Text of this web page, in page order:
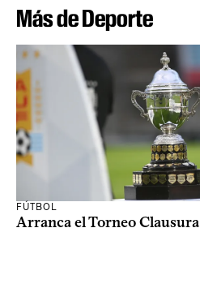
Más de Deporte
FÚTBOL
Arranca el Torneo Clausura